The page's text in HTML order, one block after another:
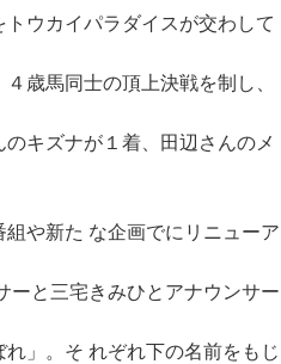
ウカイパラダイスが交わして
歳馬同士の頂上決戦を制し、
キズナが１着、田辺さんのメ
や新た な企画でにリニューア
ーと三宅きみひとアナウンサー
」。そ れぞれ下の名前をもじ